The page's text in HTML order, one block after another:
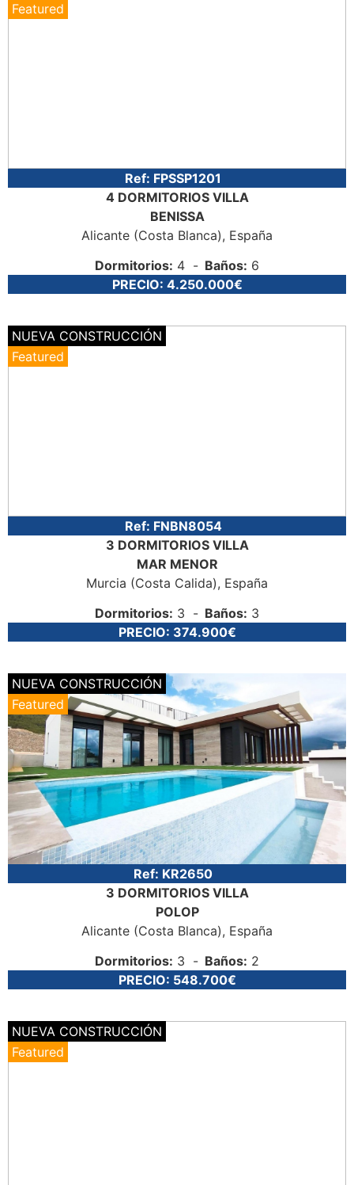
Featured
Ref: FPSSP1201
4 DORMITORIOS VILLA
BENISSA
Alicante (Costa Blanca), España
Dormitorios: 4 Baños: 6
PRECIO: 4.250.000€
NUEVA CONSTRUCCIÓN
Featured
Ref: FNBN8054
3 DORMITORIOS VILLA
MAR MENOR
Murcia (Costa Calida), España
Dormitorios: 3 Baños: 3
PRECIO: 374.900€
NUEVA CONSTRUCCIÓN
Featured
Ref: KR2650
3 DORMITORIOS VILLA
POLOP
Alicante (Costa Blanca), España
Dormitorios: 3 Baños: 2
PRECIO: 548.700€
NUEVA CONSTRUCCIÓN
Featured